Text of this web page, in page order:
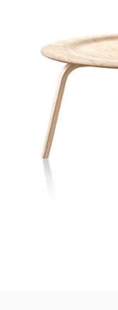
ベッド
デスク＆テーブル
シェルフ＆ストレージ
ベッドルーム
ゲーミング
ベストセラー
オフィスチェアガイド